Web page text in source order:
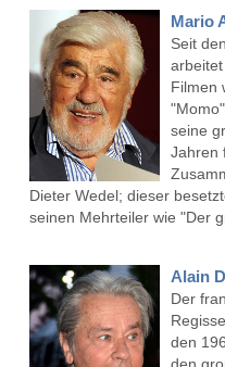
Mario
Seit
Filmen
seine
Jahren
Dieter Wedel; dieser
seinen Mehrteiler wie "Der
Alain
Der
den